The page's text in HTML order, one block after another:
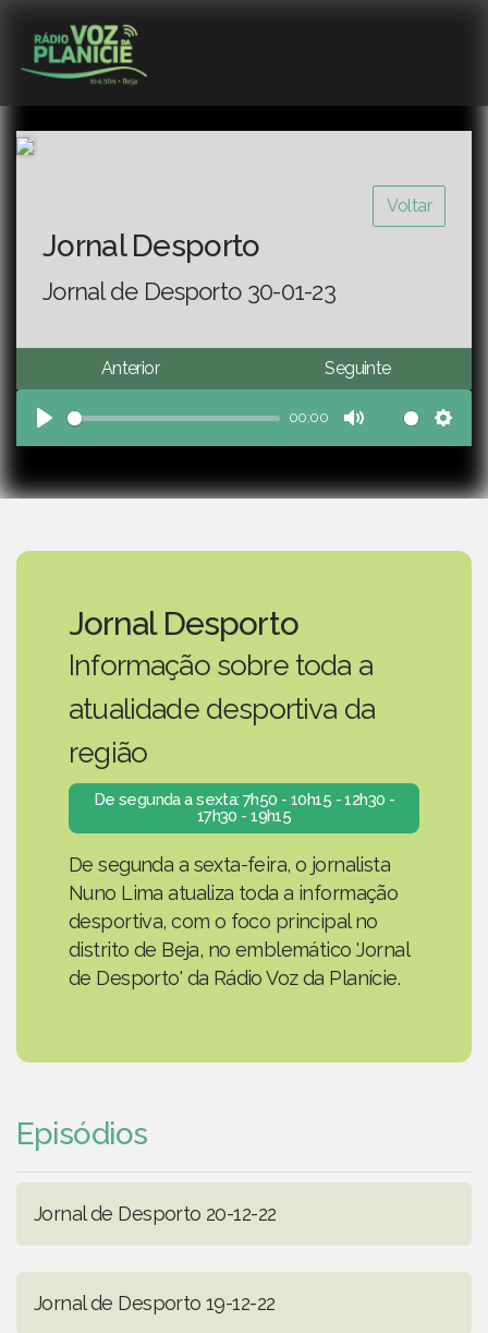
Voltar
Jornal Desporto
Jornal de Desporto 30-01-23
Anterior Seguinte
Play
00:00
Mute
Jornal Desporto
Informação sobre toda a
atualidade desportiva da
região
De segunda a sexta: 7h50 - 10h15 - 12h30 -
17h30 - 19h15
De segunda a sexta-feira, o jornalista
Nuno Lima atualiza toda a informação
desportiva, com o foco principal no
distrito de Beja, no emblemático 'Jornal
de Desporto' da Rádio Voz da Planície.
Episódios
Jornal de Desporto 20-12-22
Jornal de Desporto 19-12-22